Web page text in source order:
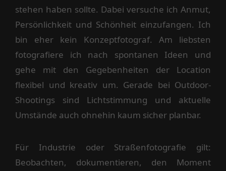
stehen haben sollte. Dabei versuche ich Anmut,
Persönlichkeit und Schönheit einzufangen. Ich
bin eher kein Konzeptfotograf. Am liebsten
fotografiere ich nach spontanen Ideen und
gehe mit den Gegebenheiten der Location
flexibel und kreativ um. Gerade bei Outdoor-
Shootings sind Lichtstimmung und aktuelle
Umstände auch ohnehin kaum sicher planbar.
Für Industrie oder Straßenfotografie gilt:
Beobachten, dokumentieren, den Moment